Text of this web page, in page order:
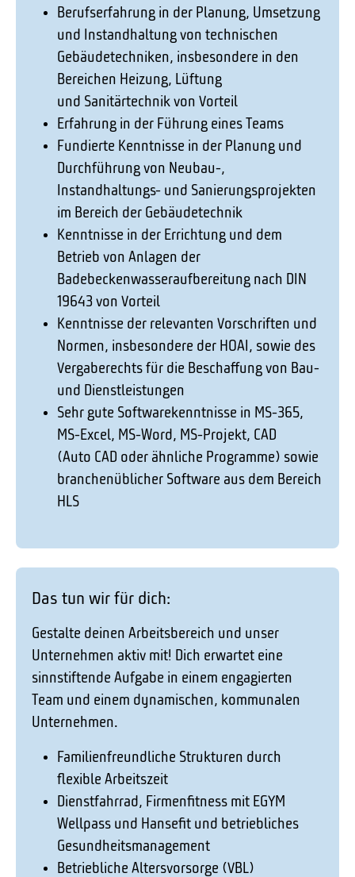
Berufserfahrung in der Planung, Umsetzung
und Instandhaltung von technischen
Gebäudetechniken, insbesondere in den
Bereichen Heizung, Lüftung
und Sanitärtechnik von Vorteil
Erfahrung in der Führung eines Teams
Fundierte Kenntnisse in der Planung und
Durchführung von Neubau-,
Instandhaltungs- und Sanierungsprojekten
im Bereich der Gebäudetechnik
Kenntnisse in der Errichtung und dem
Betrieb von Anlagen der
Badebeckenwasseraufbereitung nach DIN
19643 von Vorteil
Kenntnisse der relevanten Vorschriften und
Normen, insbesondere der HOAI, sowie des
Vergaberechts für die Beschaffung von Bau-
und Dienstleistungen
Sehr gute Softwarekenntnisse in MS-365,
MS-Excel, MS-Word, MS-Projekt, CAD
(Auto CAD oder ähnliche Programme) sowie
branchenüblicher Software aus dem Bereich
HLS
Das tun wir für dich:
Gestalte deinen Arbeitsbereich und unser
Unternehmen aktiv mit! Dich erwartet eine
sinnstiftende Aufgabe in einem engagierten
Team und einem dynamischen, kommunalen
Unternehmen.
Familienfreundliche Strukturen durch
flexible Arbeitszeit
Dienstfahrrad, Firmenfitness mit EGYM
Wellpass und Hansefit und betriebliches
Gesundheitsmanagement
Betriebliche Altersvorsorge (VBL)